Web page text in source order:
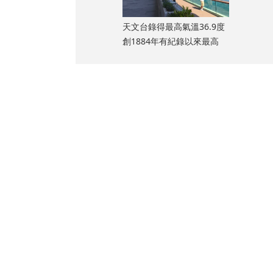
天文台錄得最高氣溫36.9度
創1884年有紀錄以來最高